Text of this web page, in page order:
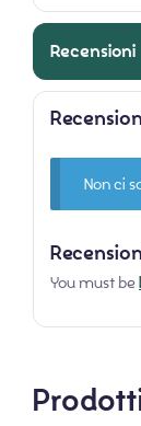
Recensioni
Non ci
You must be